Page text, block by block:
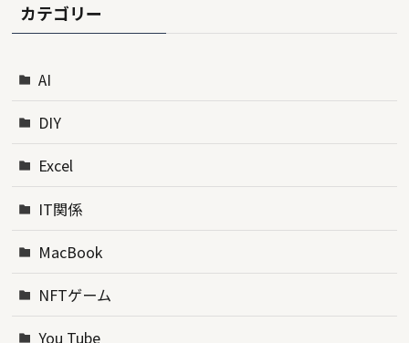
カテゴリー
AI
DIY
Excel
IT関係
MacBook
NFTゲーム
You Tube